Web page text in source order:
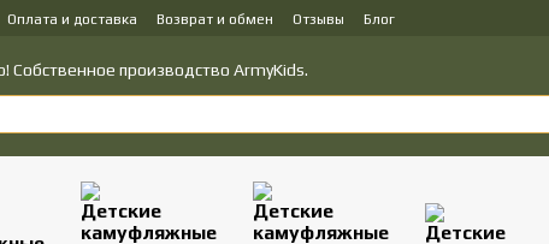
Оплата и доставка Возврат и обмен Отзывы
Блог
Собственное производство ArmyKids.